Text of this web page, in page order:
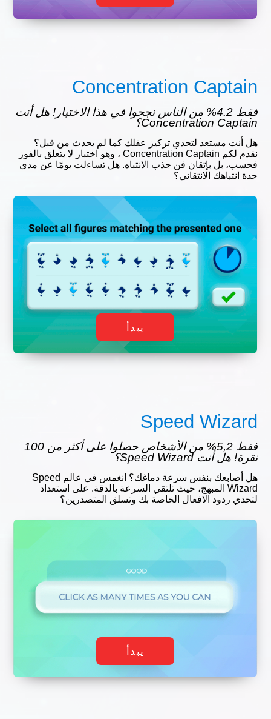
Concentration Captain
فقط 4.2% من الناس نجحوا في هذا الاختبار! هل أنت
Concentration Captain؟
هل أنت مستعد لتحدي تركيز عقلك كما لم يحدث من قبل؟
نقدم لكم Concentration Captain ، وهو اختبار لا يتعلق بالفوز
فحسب، بل بإتقان فن جذب الانتباه. هل تساءلت يومًا عن مدى
حدة انتباهك الانتقائي؟
يبدأ
Speed Wizard
فقط 5,2% من الأشخاص حصلوا على أكثر من 100
نقرة! هل أنت Speed Wizard؟
هل أصابعك بنفس سرعة دماغك؟ انغمس في عالم Speed
Wizard المبهج، حيث تلتقي السرعة بالدقة. على استعداد
لتحدي ردود الافعال الخاصة بك وتسلق المتصدرين؟
يبدأ